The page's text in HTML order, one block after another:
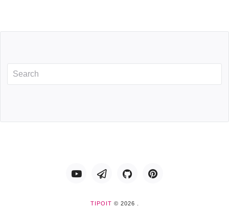
YoutubeTelegram GitHub
TIPOIT © 2026 .